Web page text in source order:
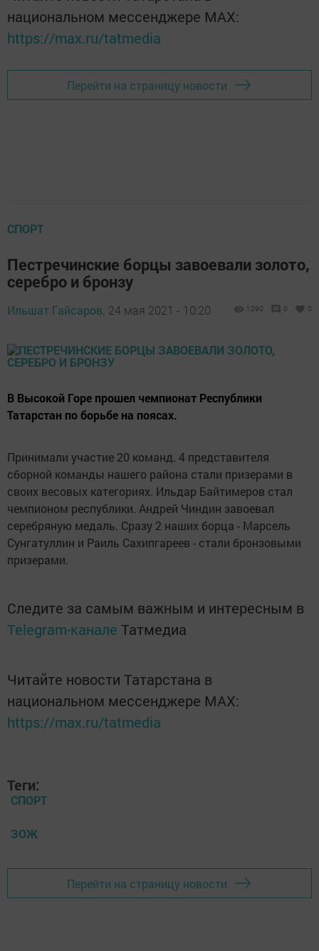
национальном мессенджере MАХ:
https://max.ru/tatmedia
Перейти на страницу новости
СПОРТ
Пестречинские борцы завоевали золото,
серебро и бронзу
Ильшат Гайсаров, 24 мая 2021 - 10:20 1290 0 0
В Высокой Горе прошел чемпионат Республики
Татарстан по борьбе на поясах.
Принимали участие 20 команд. 4 представителя
сборной команды нашего района стали призерами в
своих весовых категориях. Ильдар Байтимеров стал
чемпионом республики. Андрей Чиндин завоевал
серебряную медаль. Сразу 2 наших борца - Марсель
Сунгатуллин и Раиль Сахипгареев - стали бронзовыми
призерами.
Следите за самым важным и интересным в
Telegram-канале Татмедиа
Читайте новости Татарстана в
национальном мессенджере MАХ:
https://max.ru/tatmedia
Теги:
СПОРТ
ЗОЖ
Перейти на страницу новости